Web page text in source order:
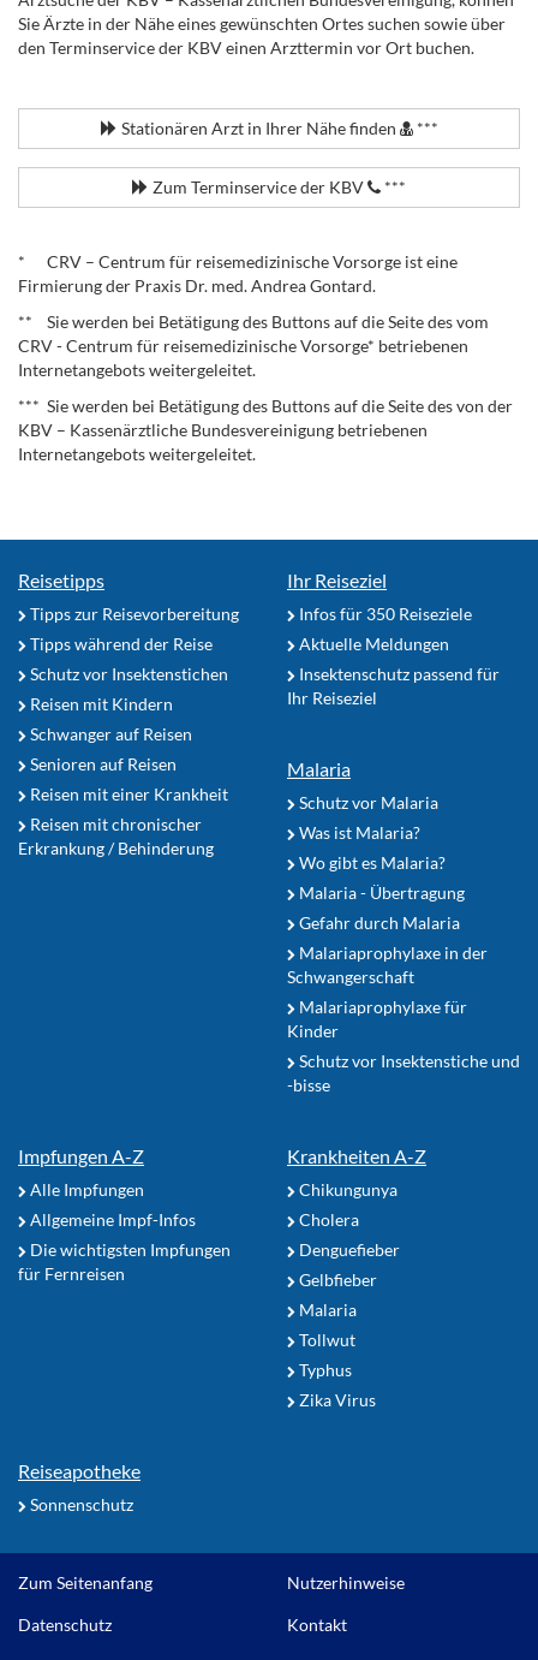
Sie Ärzte in der Nähe eines gewünschten Ortes suchen sowie über
den Terminservice der KBV einen Arzttermin vor Ort buchen.
Stationären Arzt in Ihrer Nähe finden ***
Zum Terminservice der KBV ***
* CRV – Centrum für reisemedizinische Vorsorge ist eine
Firmierung der Praxis Dr. med. Andrea Gontard.
** Sie werden bei Betätigung des Buttons auf die Seite des vom
CRV - Centrum für reisemedizinische Vorsorge* betriebenen
Internetangebots weitergeleitet.
*** Sie werden bei Betätigung des Buttons auf die Seite des von der
KBV – Kassenärztliche Bundesvereinigung betriebenen
Internetangebots weitergeleitet.
Reisetipps
Tipps zur Reisevorbereitung
Tipps während der Reise
Schutz vor Insektenstichen
Reisen mit Kindern
Schwanger auf Reisen
Senioren auf Reisen
Reisen mit einer Krankheit
Reisen mit chronischer
Erkrankung / Behinderung
Ihr Reiseziel
Infos für 350 Reiseziele
Aktuelle Meldungen
Insektenschutz passend für
Ihr Reiseziel
Malaria
Schutz vor Malaria
Was ist Malaria?
Wo gibt es Malaria?
Malaria - Übertragung
Gefahr durch Malaria
Malariaprophylaxe in der
Schwangerschaft
Malariaprophylaxe für
Kinder
Schutz vor Insektenstiche und
-bisse
Impfungen A-Z
Alle Impfungen
Allgemeine Impf-Infos
Die wichtigsten Impfungen
für Fernreisen
Krankheiten A-Z
Chikungunya
Cholera
Denguefieber
Gelbfieber
Malaria
Tollwut
Typhus
Zika Virus
Reiseapotheke
Sonnenschutz
Zum Seitenanfang Nutzerhinweise
Datenschutz Kontakt